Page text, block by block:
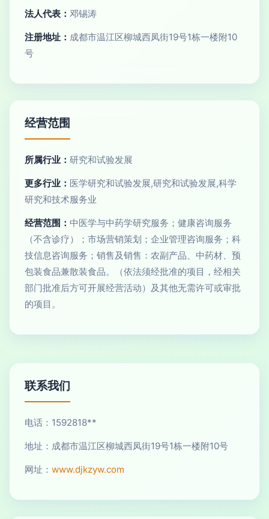
法人代表： 邓锡涛
注册地址： 成都市温江区柳城西凤街19号1栋一楼附10
号
经营范围
所属行业： 研究和试验发展
更多行业： 医学研究和试验发展,研究和试验发展,科学
研究和技术服务业
经营范围： 中医学与中药学研究服务；健康咨询服务
（不含诊疗）；市场营销策划；企业管理咨询服务；科
技信息咨询服务；销售及销售：农副产品、中药材、预
包装食品兼散装食品。（依法须经批准的项目，经相关
部门批准后方可开展经营活动）及其他无需许可或审批
的项目。
联系我们
电话：1592818**
地址：成都市温江区柳城西凤街19号1栋一楼附10号
网址： www.djkzyw.com